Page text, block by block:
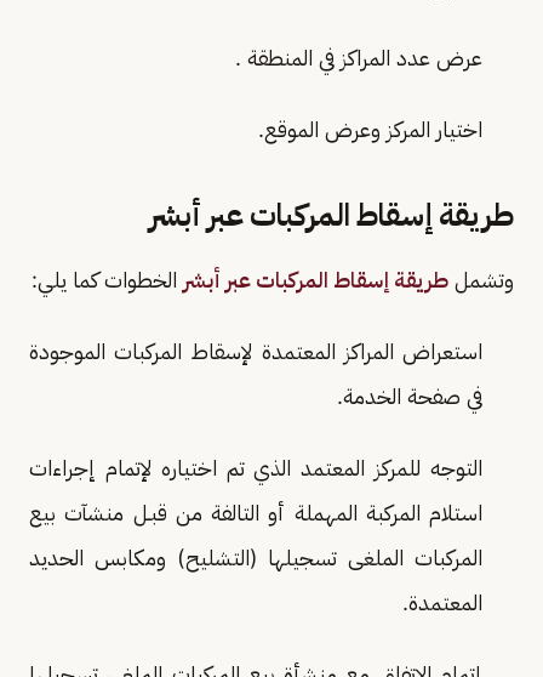
عرض عدد المراكز في المنطقة .
اختيار المركز وعرض الموقع.
طريقة إسقاط المركبات عبر أبشر
وتشمل طريقة إسقاط المركبات عبر أبشر الخطوات كما يلي:
استعراض المراكز المعتمدة لإسقاط المركبات الموجودة
في صفحة الخدمة.
التوجه للمركز المعتمد الذي تم اختياره لإتمام إجراءات
استلام المركبة المهملة أو التالفة من قبـل منشآت بيع
المركبات الملغى تسجيلها (التشليح) ومكابس الحديد
المعتمدة.